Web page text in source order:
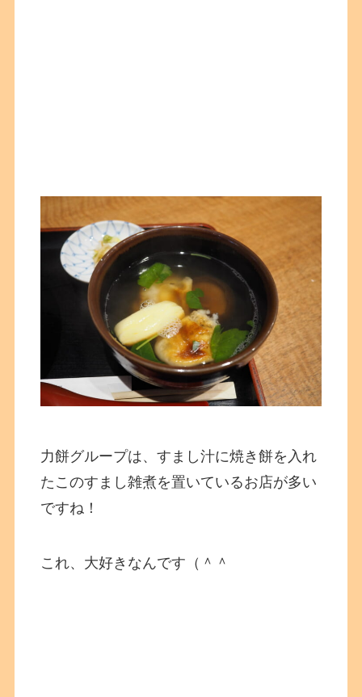
力餅グループは、すまし汁に焼き餅を入れ
たこのすまし雑煮を置いているお店が多い
ですね！
これ、大好きなんです（＾＾